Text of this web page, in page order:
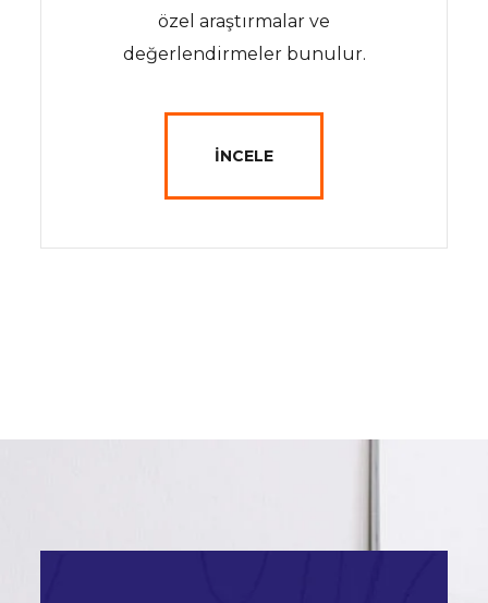
özel araştırmalar ve
değerlendirmeler bunulur.
İNCELE